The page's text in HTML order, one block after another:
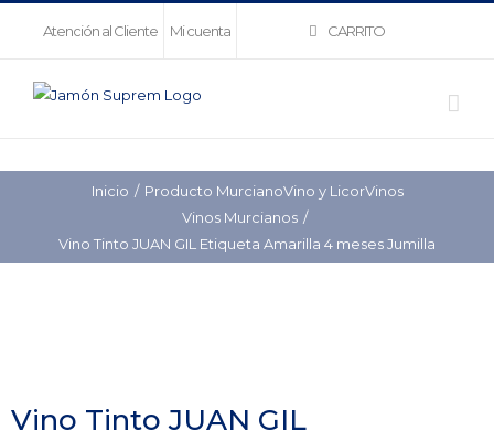
Atención al Cliente Mi cuenta CARRITO
Inicio Producto MurcianoVino y LicorVinos
Vinos Murcianos
Vino Tinto JUAN GIL Etiqueta Amarilla 4 meses Jumilla
Vino Tinto JUAN GIL